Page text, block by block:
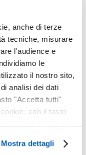
anche di terze
tecniche, misurare
l'audience e
le
il nostro sito,
analisi dei dati
"Accetta tutti"
con il tasto
solo con l'utilizzo
Mostra dettagli
:
2024
:
TUTTA